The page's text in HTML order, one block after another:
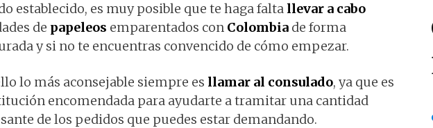
establecido, es muy posible que te haga falta llevar a cabo
de papeleos emparentados con Colombia de forma
y si no te encuentras convencido de cómo empezar.
lo más aconsejable siempre es llamar al consulado, ya que es
encomendada para ayudarte a tramitar una cantidad
de los pedidos que puedes estar demandando.